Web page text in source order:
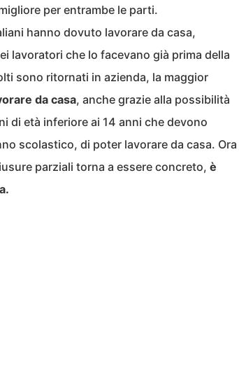
per entrambe le parti.
hanno dovuto lavorare da casa,
lavoratori che lo facevano già prima della
sono ritornati in azienda, la maggior
da casa, anche grazie alla possibilità
di età inferiore ai 14 anni che devono
scolastico, di poter lavorare da casa. Ora
parziali torna a essere concreto, è